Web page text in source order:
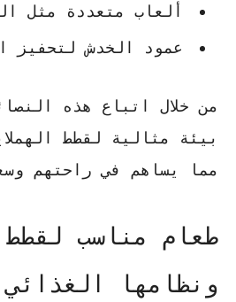
ألعاب متعددة مثل
عمود الخدشلتحفيز
من خلال اتباع هذه
بيئة مثالية لقطط
مما يساهم في راحتهم
طعام مناسب لقطط
ونظامها الغذائي